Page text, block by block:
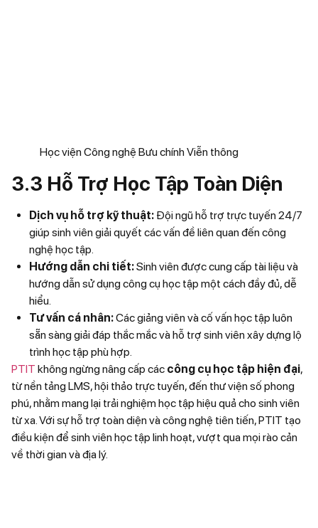
Học viện Công nghệ Bưu chính Viễn thông
3.3 Hỗ Trợ Học Tập Toàn Diện
Dịch vụ hỗ trợ kỹ thuật: Đội ngũ hỗ trợ trực tuyến 24/7
giúp sinh viên giải quyết các vấn đề liên quan đến công
nghệ học tập.
Hướng dẫn chi tiết:Sinh viên được cung cấp tài liệu và
hướng dẫn sử dụng công cụ học tập một cách đầy đủ, dễ
hiểu.
Tư vấn cá nhân:Các giảng viên và cố vấn học tập luôn
sẵn sàng giải đáp thắc mắc và hỗ trợ sinh viên xây dựng lộ
trình học tập phù hợp.
PTIT không ngừng nâng cấp các công cụ học tập hiện đại,
từ nền tảng LMS, hội thảo trực tuyến, đến thư viện số phong
phú, nhằm mang lại trải nghiệm học tập hiệu quả cho sinh viên
từ xa. Với sự hỗ trợ toàn diện và công nghệ tiên tiến, PTIT tạo
điều kiện để sinh viên học tập linh hoạt, vượt qua mọi rào cản
về thời gian và địa lý.